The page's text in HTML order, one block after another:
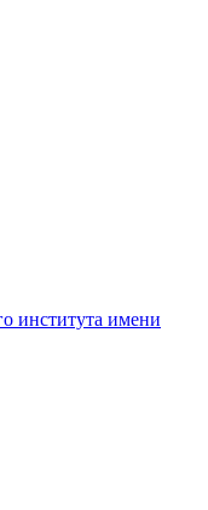
института имени